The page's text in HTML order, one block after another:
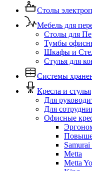
Столы
Мебель для
Столы для
Тумбы
Шкафы и
Стулья для
Системы
Кресла и стулья
Для
Для
Офисные
Metta
Metta